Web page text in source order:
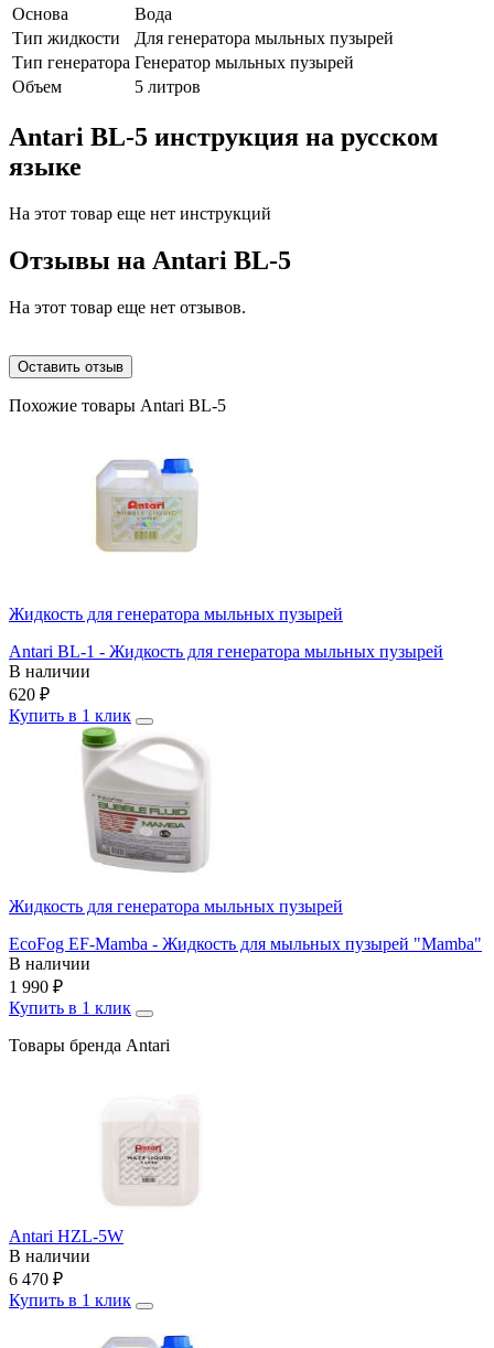
Основа
Вода
Тип жидкости
Для генератора мыльных пузырей
Тип генератора Генератор мыльных пузырей
Объем
5 литров
Antari BL-5 инструкция на русском
языке
На этот товар еще нет инструкций
Отзывы на Antari BL-5
На этот товар еще нет отзывов.
Оставить отзыв
Похожие товары Antari BL-5
Жидкость для генератора мыльных пузырей
Antari BL-1 - Жидкость для генератора мыльных пузырей
В наличии
620 ₽
Купить в 1 клик
Жидкость для генератора мыльных пузырей
EcoFog EF-Mamba - Жидкость для мыльных пузырей "Mamba"
В наличии
1 990 ₽
Купить в 1 клик
Товары бренда Antari
Antari HZL-5W
В наличии
6 470 ₽
Купить в 1 клик